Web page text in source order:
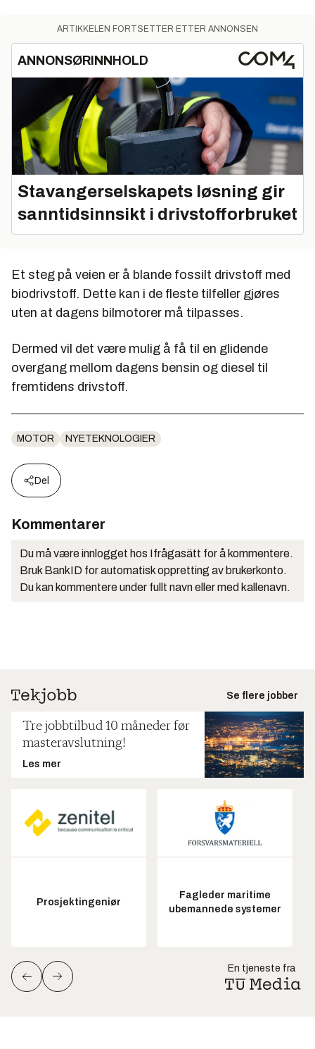
ARTIKKELEN FORTSETTER ETTER ANNONSEN
ANNONSØRINNHOLD
Stavangerselskapets løsning gir
sanntidsinnsikt i drivstofforbruket
Et steg på veien er å blande fossilt drivstoff med
biodrivstoff. Dette kan i de fleste tilfeller gjøres
uten at dagens bilmotorer må tilpasses.
Dermed vil det være mulig å få til en glidende
overgang mellom dagens bensin og diesel til
fremtidens drivstoff.
MOTOR NYETEKNOLOGIER
Del
Kommentarer
Du må være innlogget hos Ifrågasätt for å kommentere.
Bruk BankID for automatisk oppretting av brukerkonto.
Du kan kommentere under fullt navn eller med kallenavn.
Se flere jobber
Tre jobbtilbud 10 måneder før
masteravslutning!
Les mer
Prosjektingeniør
Fagleder maritime
ubemannede systemer
En tjeneste fra